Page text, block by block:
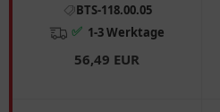
BTS-118.00.05
✅ 1-3 Werktage
56,49 EUR